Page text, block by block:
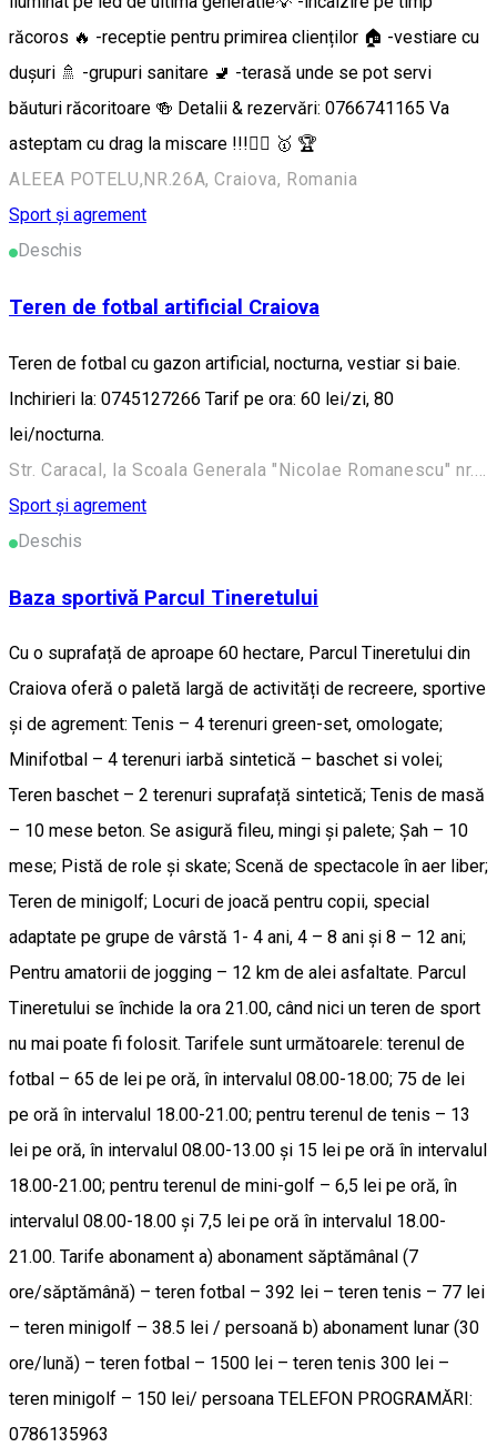
răcoros 🔥 -receptie pentru primirea clienților 🏠 -vestiare cu
dușuri 🚿 -grupuri sanitare 🚽 -terasă unde se pot servi
băuturi răcoritoare 🍻 Detalii & rezervări: 0766741165 Va
asteptam cu drag la miscare !!!🏃‍♂️ 🥇 🏆
ALEEA POTELU,NR.26A, Craiova, Romania
Sport și agrement
Deschis
Teren de fotbal artificial Craiova
Teren de fotbal cu gazon artificial, nocturna, vestiar si baie.
Inchirieri la: 0745127266 Tarif pe ora: 60 lei/zi, 80
lei/nocturna.
Sport și agrement
Deschis
Baza sportivă Parcul Tineretului
Cu o suprafață de aproape 60 hectare, Parcul Tineretului din
Craiova oferă o paletă largă de activități de recreere, sportive
și de agrement: Tenis – 4 terenuri green-set, omologate;
Minifotbal – 4 terenuri iarbă sintetică – baschet si volei;
Teren baschet – 2 terenuri suprafață sintetică; Tenis de masă
– 10 mese beton. Se asigură fileu, mingi și palete; Șah – 10
mese; Pistă de role și skate; Scenă de spectacole în aer liber;
Teren de minigolf; Locuri de joacă pentru copii, special
adaptate pe grupe de vârstă 1- 4 ani, 4 – 8 ani și 8 – 12 ani;
Pentru amatorii de jogging – 12 km de alei asfaltate. Parcul
Tineretului se închide la ora 21.00, când nici un teren de sport
nu mai poate fi folosit. Tarifele sunt următoarele: terenul de
fotbal – 65 de lei pe oră, în intervalul 08.00-18.00; 75 de lei
pe oră în intervalul 18.00-21.00; pentru terenul de tenis – 13
lei pe oră, în intervalul 08.00-13.00 și 15 lei pe oră în intervalul
18.00-21.00; pentru terenul de mini-golf – 6,5 lei pe oră, în
intervalul 08.00-18.00 și 7,5 lei pe oră în intervalul 18.00-
21.00. Tarife abonament a) abonament săptămânal (7
ore/săptămână) – teren fotbal – 392 lei – teren tenis – 77 lei
– teren minigolf – 38.5 lei / persoană b) abonament lunar (30
ore/lună) – teren fotbal – 1500 lei – teren tenis 300 lei –
teren minigolf – 150 lei/ persoana TELEFON PROGRAMĂRI:
0786135963